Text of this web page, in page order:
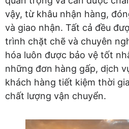
vậy, từ khâu nhận hàng,
và giao nhận. Tất cả đều
trình chặt chẽ và chuyên
hóa luôn được bảo vệ tốt
những đơn hàng gấp, dịch
khách hàng tiết kiệm thời
chất lượng vận chuyển.